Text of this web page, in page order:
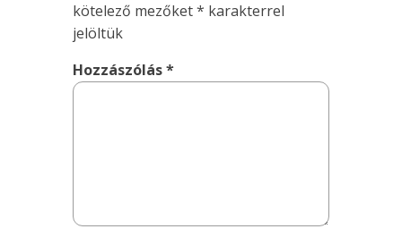
kötelező mezőket* karakterrel
jelöltük
Hozzászólás*